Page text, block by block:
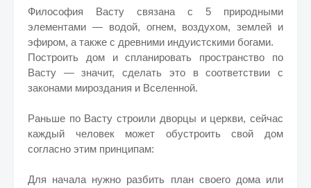
Философия Васту связана с 5 природными
элементами — водой, огнем, воздухом, землей и
эфиром, а также с древними индуистскими богами.
Построить дом и спланировать пространство по
Васту — значит, сделать это в соответствии с
законами мироздания и Вселенной.
Раньше по Васту строили дворцы и церкви, сейчас
каждый человек может обустроить свой дом
согласно этим принципам:
Для начала нужно разбить план своего дома или